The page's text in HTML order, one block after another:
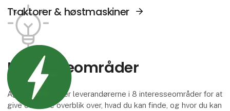
Interesse­områder
Agromek inddeler leverandørerne i 8 interesseområder for at
give et bedre overblik over, hvad du kan finde, og hvor du kan
Traktorer & høstmaskiner